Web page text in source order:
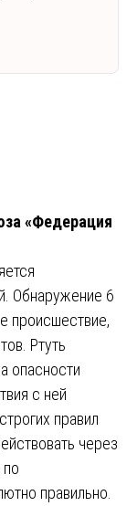
«Федерация
Обнаружение 6
происшествие,
Ртуть
опасности
с ней
правил
через
правильно.